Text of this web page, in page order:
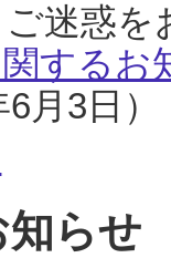
迷惑
するお
月3日）
らせ